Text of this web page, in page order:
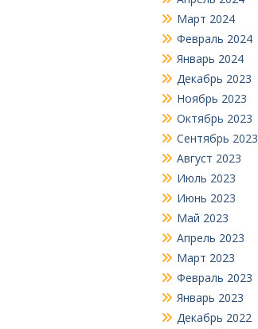
Март 2024
Февраль 2024
Январь 2024
Декабрь 2023
Ноябрь 2023
Октябрь 2023
Сентябрь 2023
Август 2023
Июль 2023
Июнь 2023
Май 2023
Апрель 2023
Март 2023
Февраль 2023
Январь 2023
Декабрь 2022